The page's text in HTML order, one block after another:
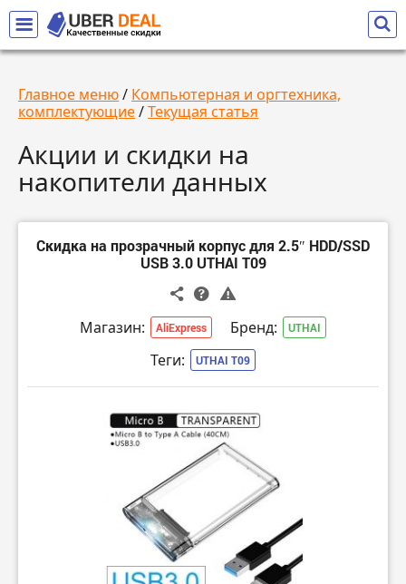
Главное меню/ Компьютерная и оргтехника,
комплектующие/Текущая статья
Акции и скидки на
накопители данных
Скидка на прозрачный корпус для 2.5″ HDD/SSD
USB 3.0 UTHAI T09
Магазин: AliExpress Бренд: UTHAI
Теги: UTHAI T09